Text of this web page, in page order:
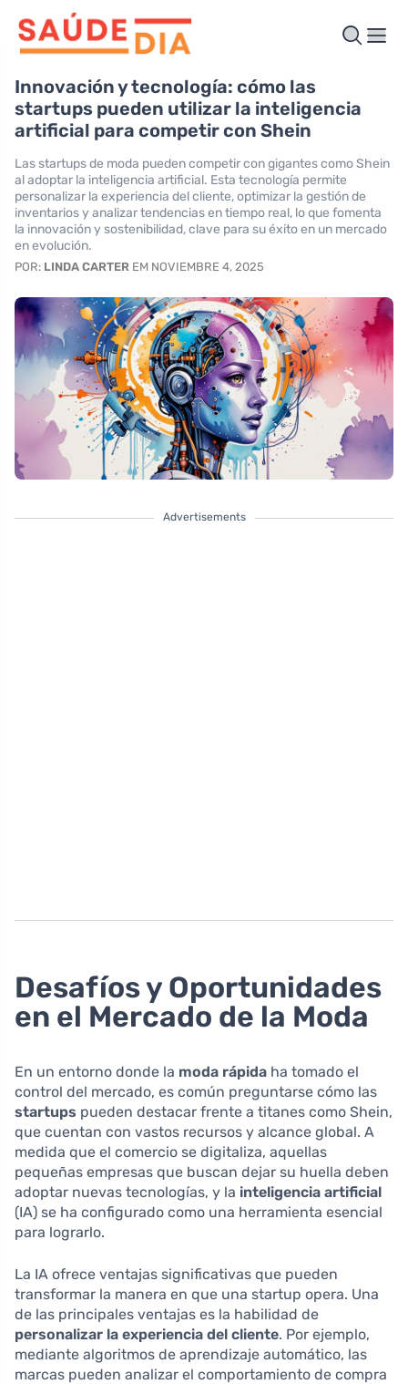
Innovación y tecnología: cómo las
startups pueden utilizar la inteligencia
artificial para competir con Shein
Las startups de moda pueden competir con gigantes como Shein
al adoptar la inteligencia artificial. Esta tecnología permite
personalizar la experiencia del cliente, optimizar la gestión de
inventarios y analizar tendencias en tiempo real, lo que fomenta
la innovación y sostenibilidad, clave para su éxito en un mercado
en evolución.
POR: LINDA CARTER EM NOVIEMBRE 4, 2025
Advertisements
Desafíos y Oportunidades
en el Mercado de la Moda
En un entorno donde la moda rápida ha tomado el
control del mercado, es común preguntarse cómo las
startups pueden destacar frente a titanes como Shein,
que cuentan con vastos recursos y alcance global. A
medida que el comercio se digitaliza, aquellas
pequeñas empresas que buscan dejar su huella deben
adoptar nuevas tecnologías, y la inteligencia artificial
(IA) se ha configurado como una herramienta esencial
para lograrlo.
La IA ofrece ventajas significativas que pueden
transformar la manera en que una startup opera. Una
de las principales ventajas es la habilidad de
personalizar la experiencia del cliente. Por ejemplo,
mediante algoritmos de aprendizaje automático, las
marcas pueden analizar el comportamiento de compra